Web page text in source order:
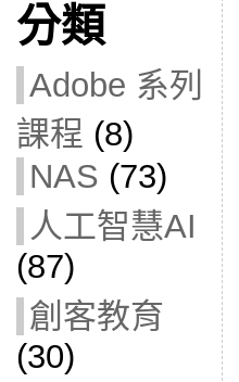
分類
Adobe 系列
課程 (8)
NAS (73)
人工智慧AI
(87)
創客教育
(30)